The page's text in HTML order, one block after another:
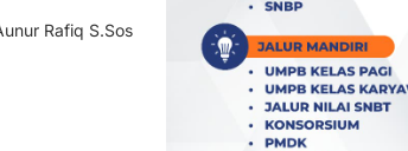
Rafiq S.Sos